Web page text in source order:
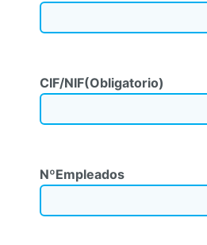
CIF/NIF(Obligatorio)
NºEmpleados